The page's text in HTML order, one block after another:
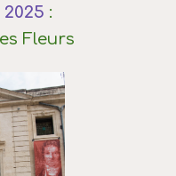
:
Fleurs